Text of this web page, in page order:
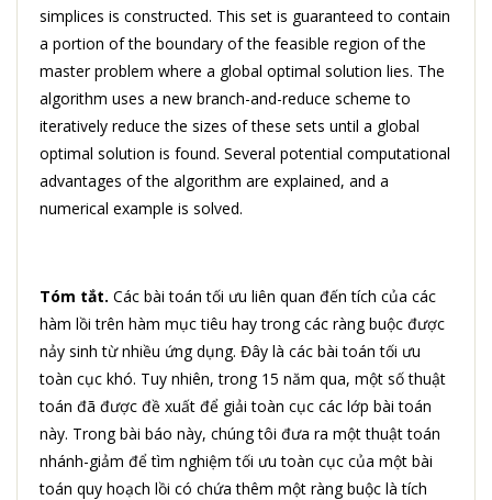
simplices is constructed. This set is guaranteed to contain
a portion of the boundary of the feasible region of the
master problem where a global optimal solution lies. The
algorithm uses a new branch-and-reduce scheme to
iteratively reduce the sizes of these sets until a global
optimal solution is found. Several potential computational
advantages of the algorithm are explained, and a
numerical example is solved.
Tóm tắt. Các bài toán tối ưu liên quan đến tích của các
hàm lồi trên hàm mục tiêu hay trong các ràng buộc được
nảy sinh từ nhiều ứng dụng. Đây là các bài toán tối ưu
toàn cục khó. Tuy nhiên, trong 15 năm qua, một số thuật
toán đã được đề xuất để giải toàn cục các lớp bài toán
này. Trong bài báo này, chúng tôi đưa ra một thuật toán
nhánh-giảm để tìm nghiệm tối ưu toàn cục của một bài
toán quy hoạch lồi có chứa thêm một ràng buộc là tích